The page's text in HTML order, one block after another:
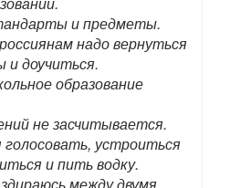
и предметы.
надо вернуться
и доучиться.
образование
не засчитывается.
голосовать, устроиться
и пить водку.